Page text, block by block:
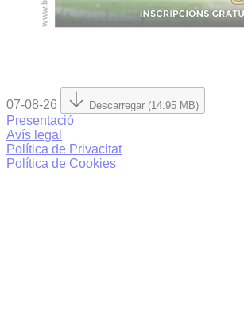
07-08-26 Descarregar (14.95 MB)
Presentació
Avís legal
Política de Privacitat
Política de Cookies